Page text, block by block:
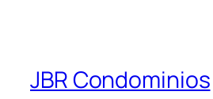
JBR Condominios